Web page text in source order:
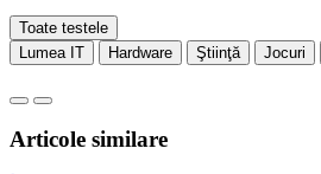
Toate testele
Lumea IT
Hardware Ştiinţă Jocuri
Articole similare